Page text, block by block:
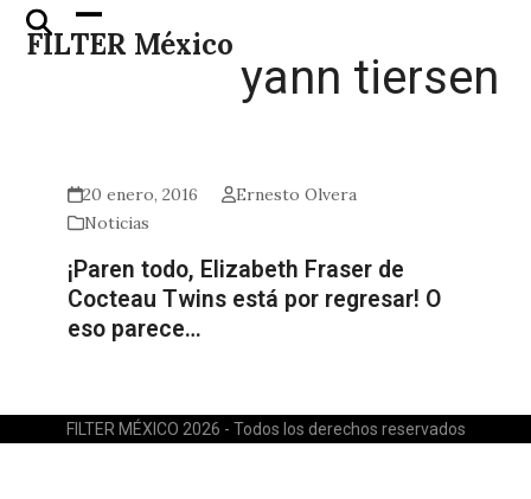
Skip
FILTER México
Open
mobile
Close
mobile
yann tiersen
20 enero, 2016
Ernesto Olvera
Noticias
¡Paren todo, Elizabeth Fraser de
Cocteau Twins está por regresar! O
eso parece…
FILTER MÉXICO 2026 - Todos los derechos reservados